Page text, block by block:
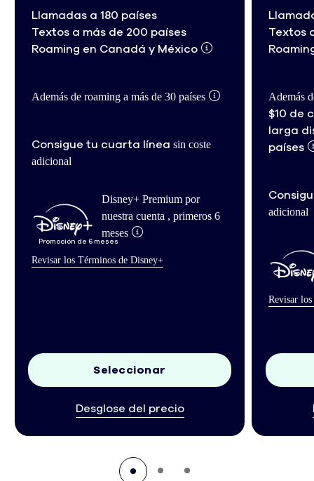
Llamadas a 180 países
Textos a más de 200 países
Roaming en Canadá y México
Además de roaming a más de 30 países
Consigue tu cuarta línea sin coste
adicional
Incluye 6 meses de promoción Disney Plus
Disney+ Premium por
nuestra cuenta , primeros 6
meses
Promoción de 6 meses
Revisar los Términos de Disney+
Seleccionar
Desglose del precio
Textos
Además
$10 de
larga
países
adicional
Incluye
Revisar